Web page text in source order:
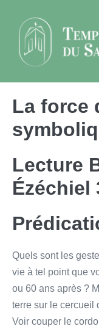
contenu
La force
Lecture
Ézéchiel
Quels sont les
vie à tel point que
ou 60 ans après ?
terre sur le cercueil
Voir couper le